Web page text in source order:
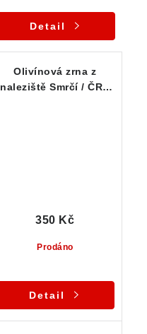
Detail
Olivínová zrna z
naleziště Smrčí / ČR -
Prodáno
350 Kč
Detail